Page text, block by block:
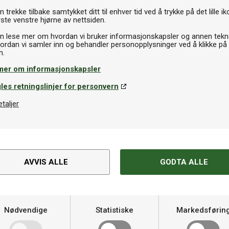
trekke tilbake samtykket ditt til enhver tid ved å trykke på det lille
venstre hjørne av nettsiden.
lese mer om hvordan vi bruker informasjonskapsler og annen
vi samler inn og behandler personopplysninger ved å klikke på
om informasjonskapsler
retningslinjer for personvern
AVVIS ALLE GODTA ALLE
Nødvendige Statistiske
Optimum Premium Glue
spill
i Donics
et tynnere overflategummi
svamp. Dette gir spilleren
Spesifikasjoner
Varemerke